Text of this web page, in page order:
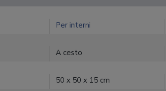
Per interni
A cesto
50 x 50 x 15 cm